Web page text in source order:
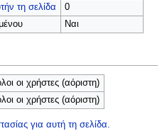
τη σελίδα
0
Ναι
οι χρήστες (αόριστη)
οι χρήστες (αόριστη)
για αυτή τη σελίδα.